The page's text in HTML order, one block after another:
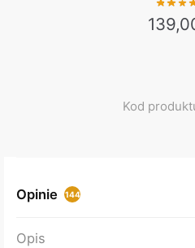
Kod
Opinie 144
Opis